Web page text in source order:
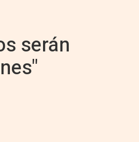
serán